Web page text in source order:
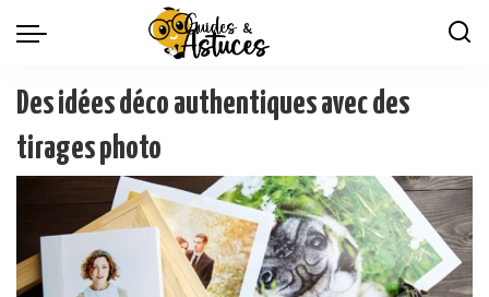
Des idées déco authentiques avec des
tirages photo